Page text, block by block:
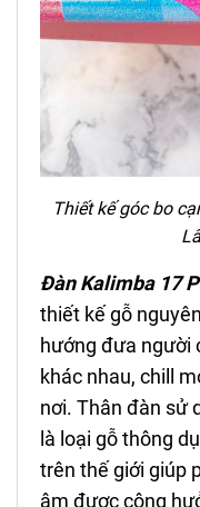
Thiết kế góc bo
Đàn Kalimba 17
thiết kế gỗ
hướng đưa người
khác nhau, chill
nơi. Thân đàn sử
là loại gỗ thông
trên thế giới giúp
âm được cộng